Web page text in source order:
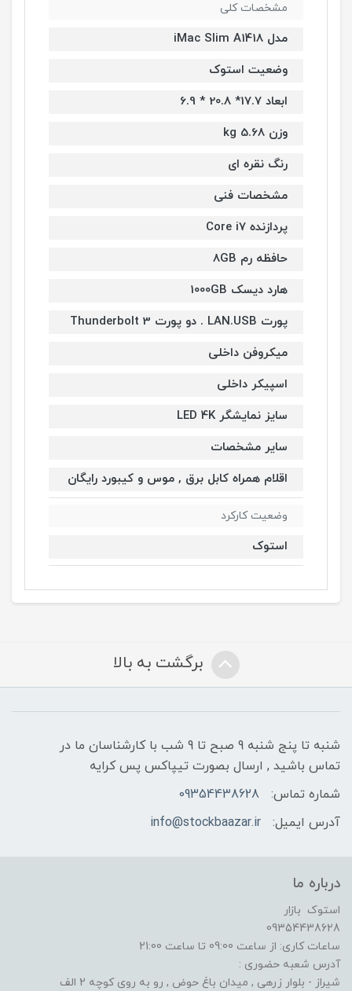
مشخصات کلی
مدل iMac Slim A1418
وضعیت استوک
ابعاد 17.7* 20.8 * 6.9
وزن 5.68 kg
رنگ نقره ای
مشخصات فنی
پردازنده Core i7
حافظه رم 8GB
هارد دیسک 1000GB
پورت LAN.USB . دو پورت Thunderbolt 3
میکروفن داخلی
اسپیکر داخلی
سایز نمایشگر LED 4K
سایر مشخصات
اقلام همراه کابل برق , موس و کیبورد رایگان
وضعیت کارکرد
استوک
برگشت به بالا
شنبه تا پنج شنبه 9 صبح تا 9 شب با کارشناسان ما در
تماس باشید , ارسال بصورت تیپاکس پس کرایه
شماره تماس:
09354438628
آدرس ایمیل:
info@stockbaazar.ir
درباره ما
استوک بازار
09354438628
ساعات کاری: از ساعت 09:00 تا ساعت 21:00
آدرس شعبه حضوری :
شیراز - بلوار زرهی , میدان باغ حوض , رو به روی کوچه 2 الف